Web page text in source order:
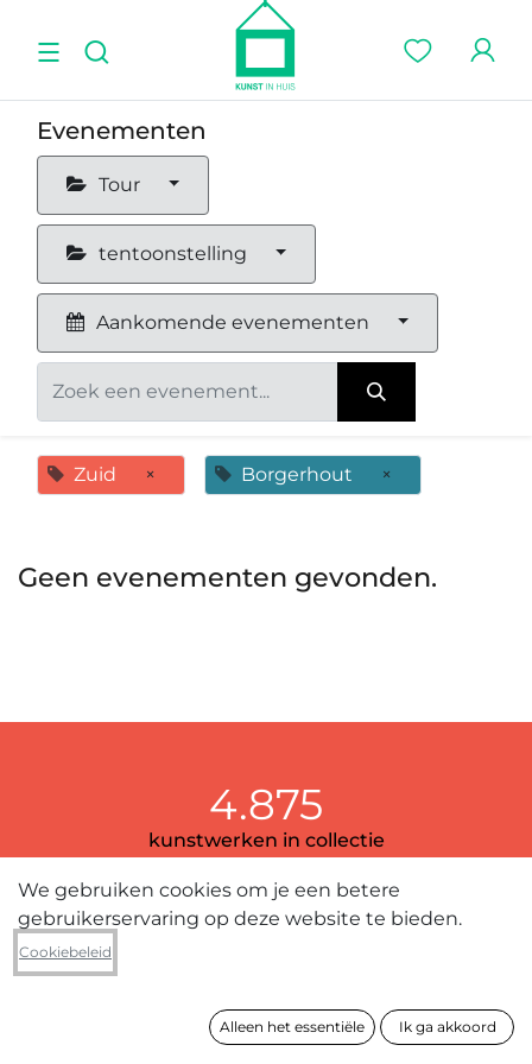
Evenementen
Tour
tentoonstelling
Aankomende evenementen
Zuid × Borgerhout ×
Geen evenementen gevonden.
4.875
kunstwerken in collectie
389
We gebruiken cookies om je een betere
gebruikerservaring op deze website te bieden.
Cookiebeleid
Alleen het essentiële Ik ga akkoord